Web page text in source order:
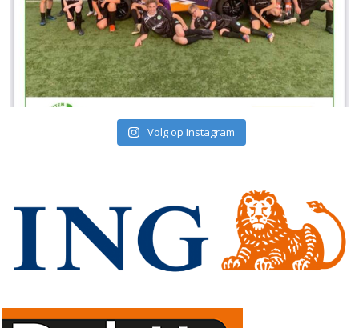
Volg op Instagram